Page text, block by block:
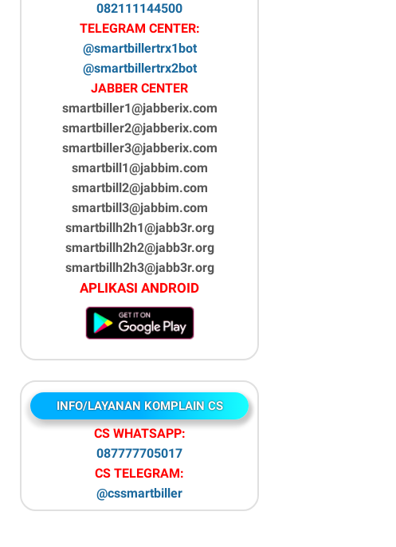
082111144500
TELEGRAM CENTER:
@smartbillertrx1bot
@smartbillertrx2bot
JABBER CENTER
smartbiller1@jabberix.com
smartbiller2@jabberix.com
smartbiller3@jabberix.com
smartbill1@jabbim.com
smartbill2@jabbim.com
smartbill3@jabbim.com
smartbillh2h1@jabb3r.org
smartbillh2h2@jabb3r.org
smartbillh2h3@jabb3r.org
APLIKASI ANDROID
INFO/LAYANAN KOMPLAIN CS
CS WHATSAPP:
087777705017
CS TELEGRAM:
@cssmartbiller